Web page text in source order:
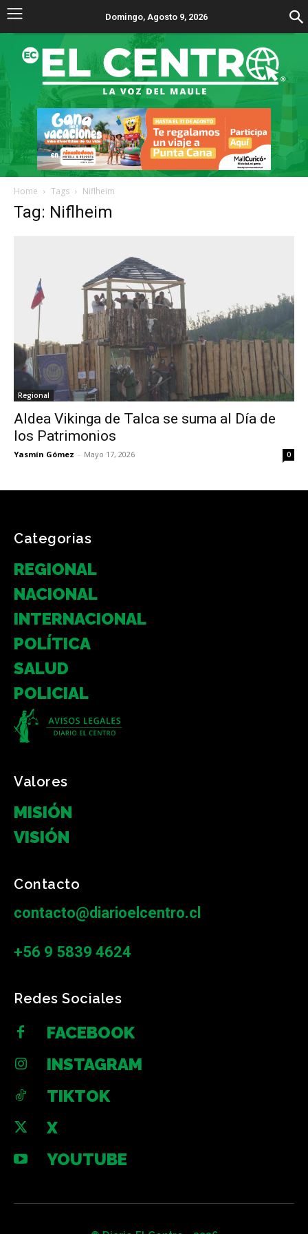
Domingo, Agosto 9, 2026
Home Tags Niflheim
Tag: Niflheim
Regional
Aldea Vikinga de Talca se suma al Día de
los Patrimonios
Yasmín Gómez - Mayo 17, 2026 0
Categorias
REGIONAL
NACIONAL
INTERNACIONAL
POLÍTICA
SALUD
POLICIAL
Valores
MISIÓN
VISIÓN
Contacto
contacto@diarioelcentro.cl
+56 9 5839 4624
Redes Sociales
FACEBOOK
INSTAGRAM
TIKTOK
X
YOUTUBE